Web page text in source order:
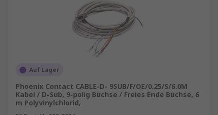
Auf Lager
Phoenix Contact CABLE-D- 9SUB/F/OE/0.25/S/6.0M
Kabel / D-Sub, 9-polig Buchse / Freies Ende Buchse, 6
m Polyvinylchlorid,